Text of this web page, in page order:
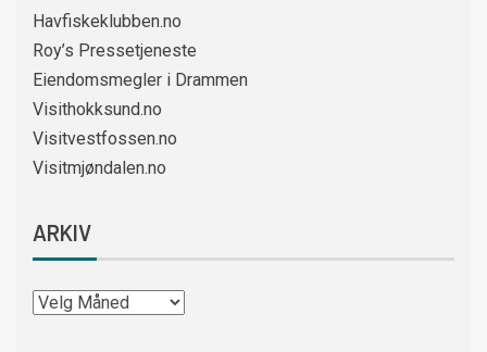
Havfiskeklubben.no
Roy’s Pressetjeneste
Eiendomsmegler i Drammen
Visithokksund.no
Visitvestfossen.no
Visitmjøndalen.no
ARKIV